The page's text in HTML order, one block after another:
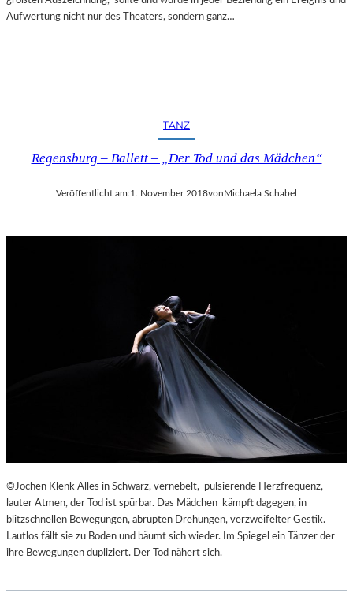
Aufwertung nicht nur des Theaters, sondern ganz…
TANZ
Regensburg – Ballett – „Der Tod und das Mädchen“
Veröffentlicht am:1. November 2018vonMichaela Schabel
©Jochen Klenk Alles in Schwarz, vernebelt, pulsierende Herzfrequenz,
lauter Atmen, der Tod ist spürbar. Das Mädchen kämpft dagegen, in
blitzschnellen Bewegungen, abrupten Drehungen, verzweifelter Gestik.
Lautlos fällt sie zu Boden und bäumt sich wieder. Im Spiegel ein Tänzer der
ihre Bewegungen dupliziert. Der Tod nähert sich.